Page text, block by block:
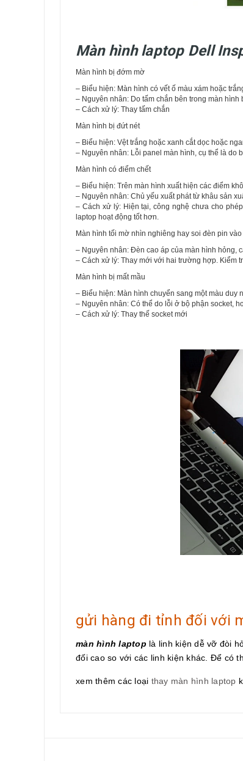
Màn hình laptop Dell
Màn hình bị đớm mờ
– Biểu hiện: Màn hình có vết ố màu xám hoặc
– Nguyên nhân: Do tấm chắn bên trong màn
– Cách xử lý: Thay tấm chắn
Màn hình bị đứt nét
– Biểu hiện: Vệt trắng hoặc xanh cắt dọc hoặc
– Nguyên nhân: Lỗi panel màn hình, cụ thể là do
Màn hình có điểm chết
– Biểu hiện: Trên màn hình xuất hiện các điểm
– Nguyên nhân: Chủ yếu xuất phát từ khâu sản
– Cách xử lý: Hiện tại, công nghệ chưa cho
laptop hoạt động tốt hơn.
Màn hình tối mờ nhìn nghiêng hay soi đèn pin
– Nguyên nhân: Đèn cao áp của màn hình hỏng,
– Cách xử lý: Thay mới với hai trường hợp. Kiểm
Màn hình bị mất mầu
– Biểu hiện: Màn hình chuyển sang một màu duy
– Nguyên nhân: Có thể do lỗi ở bộ phận socket,
– Cách xử lý: Thay thế socket mới
gửi hàng đi tỉnh đối với
màn hình laptop là linh kiện dễ vỡ đòi
đối cao so với các linh kiện khác. Để có
xem thêm các loại thay màn hình laptop